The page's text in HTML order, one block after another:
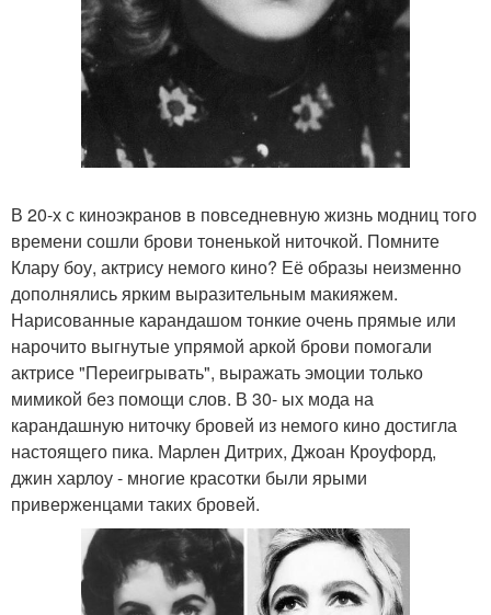
В 20-х с киноэкранов в повседневную жизнь модниц того
времени сошли брови тоненькой ниточкой. Помните
Клару боу, актрису немого кино? Её образы неизменно
дополнялись ярким выразительным макияжем.
Нарисованные карандашом тонкие очень прямые или
нарочито выгнутые упрямой аркой брови помогали
актрисе "Переигрывать", выражать эмоции только
мимикой без помощи слов. В 30- ых мода на
карандашную ниточку бровей из немого кино достигла
настоящего пика. Марлен Дитрих, Джоан Кроуфорд,
джин харлоу - многие красотки были ярыми
приверженцами таких бровей.